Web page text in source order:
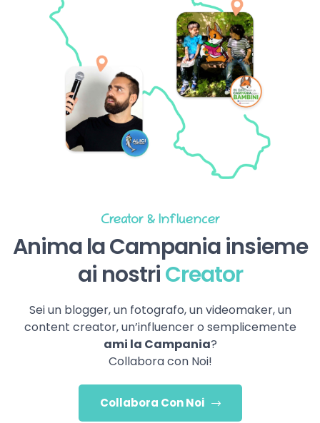
Creator & Influencer
Anima la Campania insieme
ai nostriCreator
Sei un blogger, un fotografo, un videomaker, un
content creator, un’influencer o semplicemente
ami la Campania?
Collabora con Noi!
Collabora Con Noi